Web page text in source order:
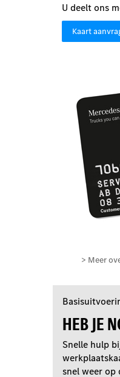
U deelt ons
Kaart
> Meer
HEB JE
Snelle hulp
snel weer op